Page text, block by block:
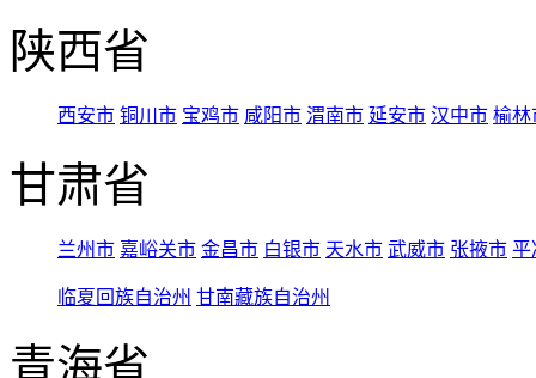
陕西省
西安市 铜川市 宝鸡市 咸阳市 渭南市 延安市 汉中市 榆林
甘肃省
兰州市 嘉峪关市 金昌市 白银市 天水市 武威市 张掖市 平
临夏回族自治州 甘南藏族自治州
青海省